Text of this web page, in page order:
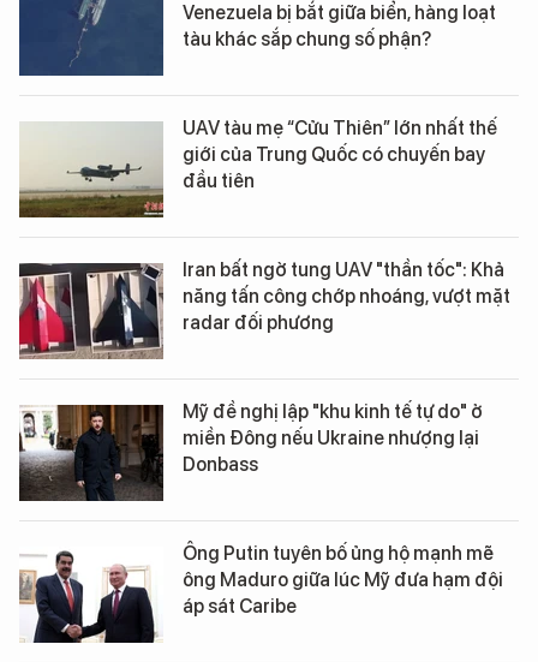
Venezuela bị bắt giữa biển, hàng loạt
tàu khác sắp chung số phận?
UAV tàu mẹ “Cửu Thiên” lớn nhất thế
giới của Trung Quốc có chuyến bay
đầu tiên
Iran bất ngờ tung UAV "thần tốc": Khả
năng tấn công chớp nhoáng, vượt mặt
radar đối phương
Mỹ đề nghị lập "khu kinh tế tự do" ở
miền Đông nếu Ukraine nhượng lại
Donbass
Ông Putin tuyên bố ủng hộ mạnh mẽ
ông Maduro giữa lúc Mỹ đưa hạm đội
áp sát Caribe